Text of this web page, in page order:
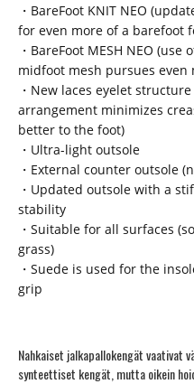
・BareFoot KNIT NEO
for even more of a barefoot
・BareFoot MESH NEO
midfoot mesh pursues even
・New laces eyelet
arrangement minimizes
better to the foot)
・Ultra-light outsole
・External counter outsole
・Updated outsole with a
stability
・Suitable for all surfaces
grass)
・Suede is used for the
grip
Nahkaiset jalkapallokengät vaativat
synteettiset kengät, mutta oikein